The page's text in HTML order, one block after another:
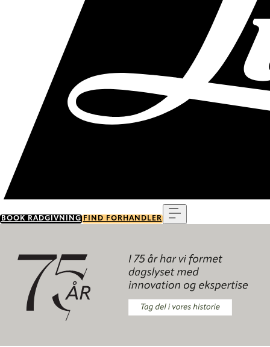
BOOK RÅDGIVNING FIND FORHANDLER